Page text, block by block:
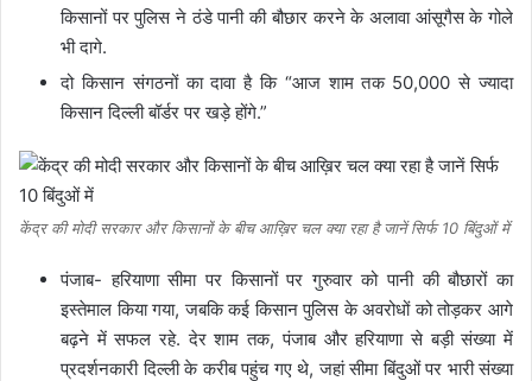
किसानों पर पुलिस ने ठंडे पानी की बौछार करने के अलावा आंसूगैस के गोले
भी दागे.
दो किसान संगठनों का दावा है कि “आज शाम तक 50,000 से ज्यादा
किसान दिल्ली बॉर्डर पर खड़े होंगे.”
केंद्र की मोदी सरकार और किसानों के बीच आख़िर चल क्या रहा है जानें सिर्फ 10 बिंदुओं में
पंजाब- हरियाणा सीमा पर किसानों पर गुरुवार को पानी की बौछारों का
इस्तेमाल किया गया, जबकि कई किसान पुलिस के अवरोधों को तोड़कर आगे
बढ़ने में सफल रहे. देर शाम तक, पंजाब और हरियाणा से बड़ी संख्या में
प्रदर्शनकारी दिल्ली के करीब पहुंच गए थे, जहां सीमा बिंदुओं पर भारी संख्या